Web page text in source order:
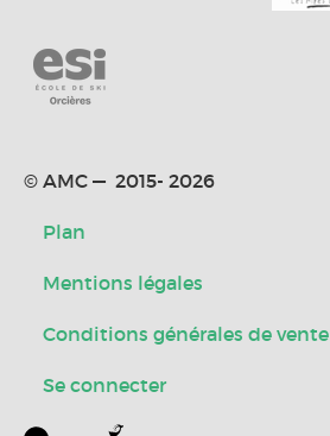
© AMC — 2015- 2026
Plan
Mentions légales
Conditions générales de vente
Se connecter